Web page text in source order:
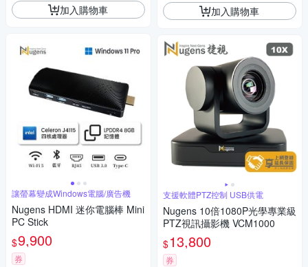
加入購物車
讓螢幕變成Windows電腦/廣告機
Nugens HDMI 迷你電腦棒 Mini
PC Stick
$9,900
券
加入購物車
支援軟體PTZ控制 USB供電
Nugens 10倍1080P光學專業級
PTZ視訊攝影機 VCM1000
$13,800
券